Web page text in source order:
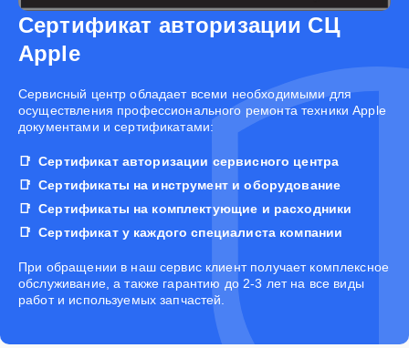
Сертификат авторизации СЦ
Apple
Cервисный центр обладает всеми необходимыми для
осуществления профессионального ремонта техники Apple
документами и сертификатами:
Сертификат авторизации сервисного центра
Сертификаты на инструмент и оборудование
Сертификаты на комплектующие и расходники
Сертификат у каждого специалиста компании
При обращении в наш сервис клиент получает комплексное
обслуживание, а также гарантию до 2-3 лет на все виды
работ и используемых запчастей.